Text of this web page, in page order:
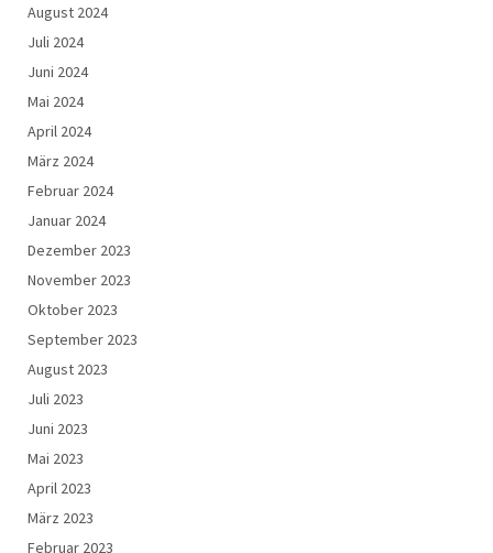
August 2024
Juli 2024
Juni 2024
Mai 2024
April 2024
März 2024
Februar 2024
Januar 2024
Dezember 2023
November 2023
Oktober 2023
September 2023
August 2023
Juli 2023
Juni 2023
Mai 2023
April 2023
März 2023
Februar 2023